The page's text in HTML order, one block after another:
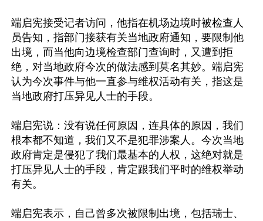
端启宪接受记者访问，他指在机场边境时被检查人
员告知，指部门接获有关当地政府通知，要限制他
出境，而当他向边境检查部门查询时，又遭到拒
绝，对当地政府今次的做法感到莫名其妙。端启宪
认为今次事件与他一直参与维权活动有关，指这是
当地政府打压异见人士的手段。
端启宪说：没有说任何原因，连具体的原因，我们
根本都不知道，我们又不是犯罪涉案人。今次当地
政府肯定是侵犯了我们最基本的人权，这绝对就是
打压异见人士的手段，肯定跟我们平时的维权举动
有关。
端启宪表示，自己曾多次被限制出境，包括瑞士、